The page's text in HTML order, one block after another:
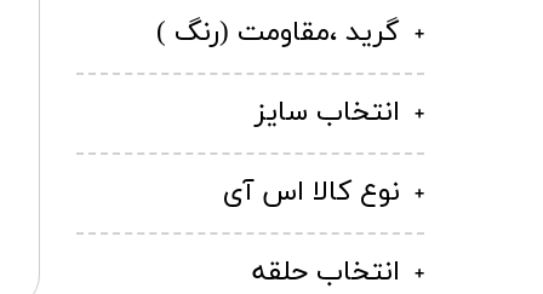
گرید ،مقاومت (رنگ )
انتخاب سایز
نوع کالا اس آی
انتخاب حلقه